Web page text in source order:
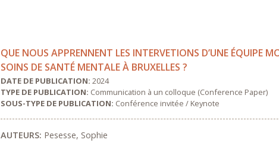
QUE NOUS APPRENNENT LES INTERVETIONS D’UNE ÉQUIPE
SOINS DE SANTÉ MENTALE À BRUXELLES ?
DATE DE PUBLICATION: 2024
TYPE DE PUBLICATION: Communication à un colloque (Conference Paper)
SOUS-TYPE DE PUBLICATION: Conférence invitée / Keynote
AUTEURS: Pesesse, Sophie